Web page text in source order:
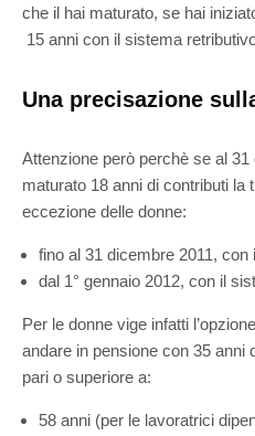
che il hai maturato, se hai
15 anni con il sistema
Una precisazione
Attenzione però perchè se al
maturato 18 anni di contributi la
eccezione delle donne:
fino al 31 dicembre 2011,
dal 1° gennaio 2012, con il
Per le donne vige infatti
andare in pensione con 35 anni
pari o superiore a:
58 anni (per le lavoratrici